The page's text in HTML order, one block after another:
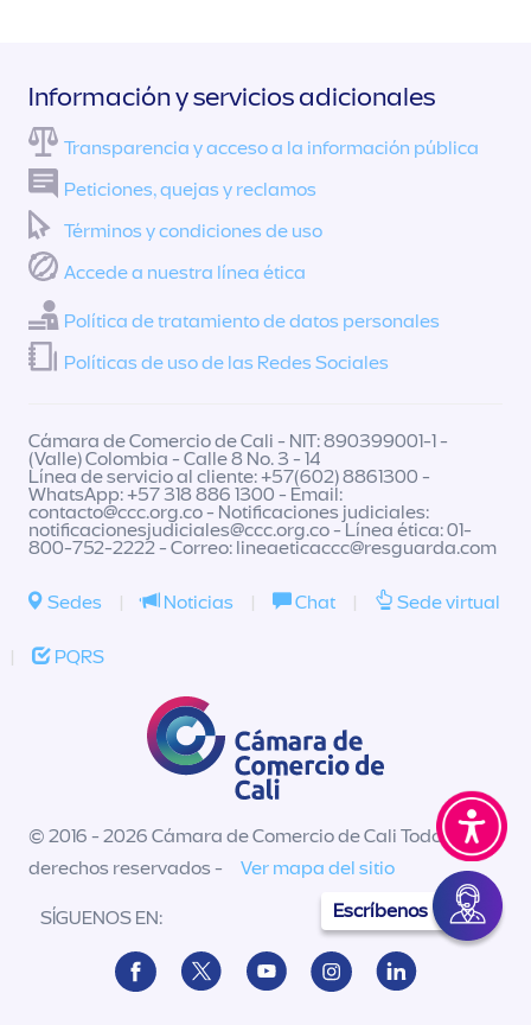
Escríbenos
Información y servicios adicionales
Transparencia y acceso a la información pública
Peticiones, quejas y reclamos
Términos y condiciones de uso
Accede a nuestra línea ética
Política de tratamiento de datos personales
Políticas de uso de las Redes Sociales
Cámara de Comercio de Cali - NIT: 890399001-1 -
(Valle) Colombia - Calle 8 No. 3 - 14
Línea de servicio al cliente: +57(602) 8861300 -
WhatsApp: +57 318 886 1300 - Email:
contacto@ccc.org.co- Notificaciones judiciales:
notificacionesjudiciales@ccc.org.co- Línea ética: 01-
800-752-2222 - Correo: lineaeticaccc@resguarda.com
Sedes | Noticias | Chat | Sede virtual
| PQRS
© 2016 - 2026 Cámara de Comercio de Cali Todos los
derechos reservados -
Ver mapa del sitio
SÍGUENOS EN: